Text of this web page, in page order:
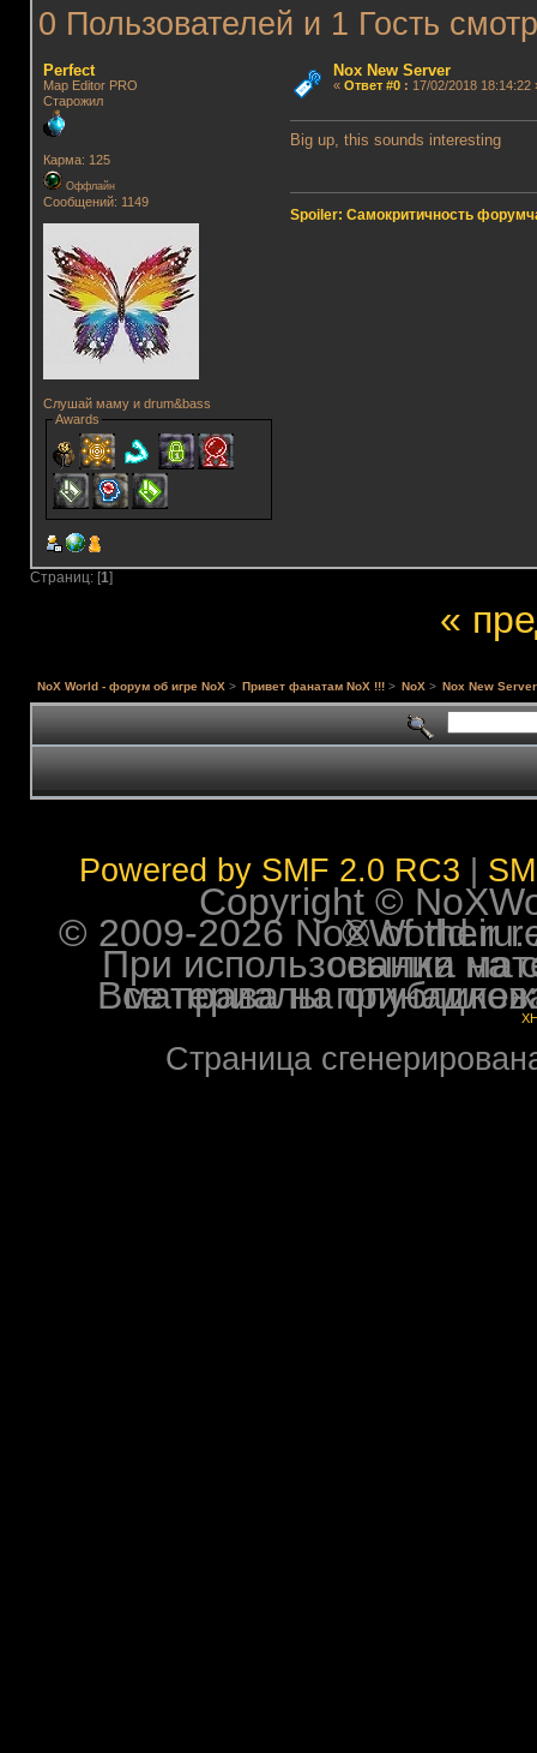
0 Пользователей и 1 Гость
Perfect
Map Editor PRO
Старожил
Карма: 125
Оффлайн
Сообщений: 1149
Слушай маму и drum&bass
Awards
Nox New Server
« Ответ #0: 17/02/2018 18:14:22
Big up, this sounds interesting
Spoiler: Самокритичность
Страниц: [1]
«
NoX World - форум об игре NoX> Привет фанатам NoX !!! > NoX > Nox New Server
Powered by SMF 2.0 RC3
Copyright ©
© 2009-2026 NoXWorld.ru. All
При использовании
Все права на опубликованные на форуме
Страница